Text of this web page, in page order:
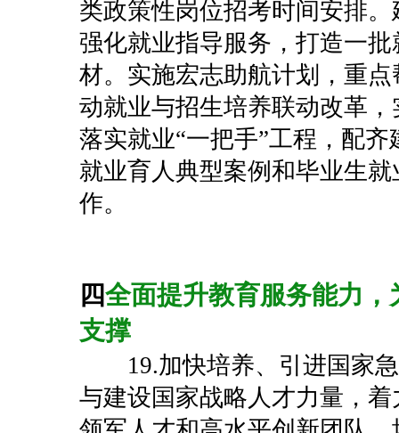
类政策性岗位招考时间安排
强化就业指导服务，打造一
材。实施宏志助航计划，重
动就业与招生培养联动改革
落实就业“一把手”工程，配
就业育人典型案例和毕业生
作。
四全面提升教育服务能力
支撑
19.加快培养、引进国家
与建设国家战略人才力量，